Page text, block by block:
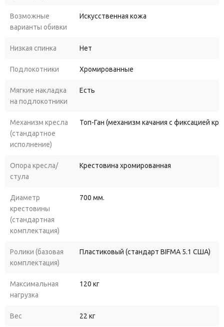
Возможные
варианты обивки
Искусственная кожа
Низкая спинка Нет
Подлокотники Хромированные
Мягкие накладка
на подлокотники
Есть
Механизм кресла
(стандартное
исполнение)
Топ-Ган (механизм качания с фиксацией
Опора кресла/
стула
Крестовина хромированная
Диаметр
крестовины
(стандартная
комплектация)
700 мм.
Ролики (базовая
комплектация)
Пластиковый (стандарт BIFMA 5.1 США)
Максимальная
нагрузка
120 кг
Вес 22 кг